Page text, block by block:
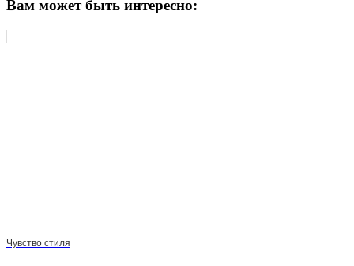
Вам может быть интересно:
Чувство стиля